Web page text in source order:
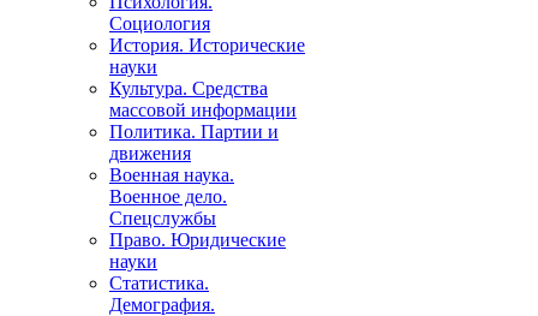
Социология
История. Исторические
науки
Культура. Средства
массовой информации
Политика. Партии и
движения
Военная наука.
Военное дело.
Спецслужбы
Право. Юридические
науки
Статистика.
Демография.